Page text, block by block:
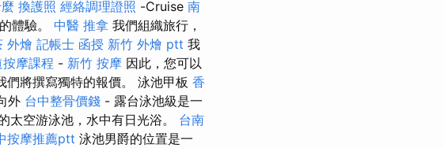
換護照 經絡調理證照 -Cruise 南
體驗。 中醫 推拿 我們組織旅行，
外燴 記帳士 函授 新竹 外燴 ptt 我
按摩課程 - 新竹 按摩 因此，您可以
們將撰寫獨特的報價。 泳池甲板 香
外 台中整骨價錢 - 露台泳池級是一
太空游泳池，水中有日光浴。 台南
按摩推薦ptt 泳池男爵的位置是一